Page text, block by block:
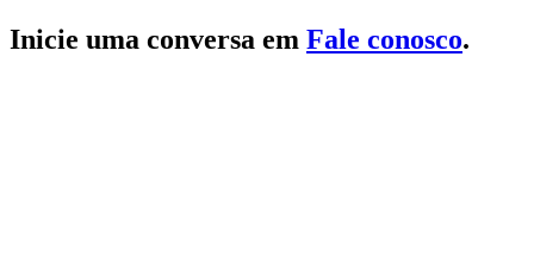
Inicie uma conversa em Fale conosco.